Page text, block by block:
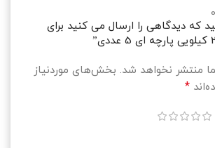
0
که دیدگاهی را ارسال می کنید برای
منتشر نخواهد شد. بخش‌های موردنیاز
*